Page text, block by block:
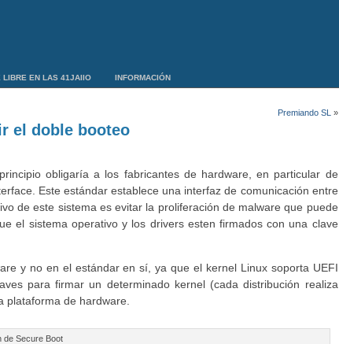
LIBRE EN LAS 41JAIIO INFORMACIÓN
Premiando SL »
el doble booteo
obligaría a los fabricantes de hardware, en particular de
Este estándar establece una interfaz de comunicación entre
de este sistema es evitar la proliferación de malware que puede
el sistema operativo y los drivers esten firmados con una clave
y no en el estándar en sí, ya que el kernel Linux soporta UEFI
para firmar un determinado kernel (cada distribución realiza
de hardware.
de Secure Boot